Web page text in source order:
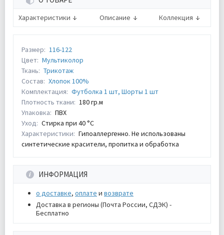
Характеристики Описание Коллекция
Размер: 116-122
Цвет: Мультиколор
Ткань: Трикотаж
Состав: Хлопок 100%
Комплектация: Футболка 1 шт, Шорты 1 шт
Плотность ткани: 180 гр.м
Упаковка: ПВХ
Уход: Стирка при 40 °С
Характеристики: Гипоаллергенно. Не использованы
синтетические красители, пропитка и обработка
ИНФОРМАЦИЯ
о доставке, оплате и возврате
Доставка в регионы (Почта России, СДЭК) -
Бесплатно